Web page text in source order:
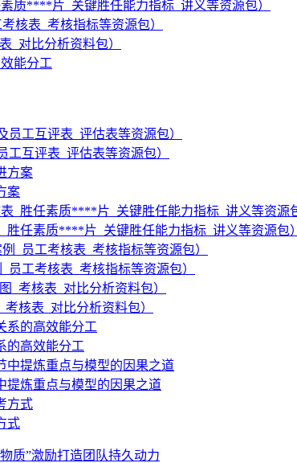
质****片_关键胜任能力指标_讲义等资源包）
核表_考核指标等资源包）
_对比分析资料包）
能分工
互评表_评估表等资源包）
案
任素质****片_关键胜任能力指标_讲义等资源包）
工考核表_考核指标等资源包）
核表_对比分析资料包）
的高效能分工
炼重点与模型的因果之道
式